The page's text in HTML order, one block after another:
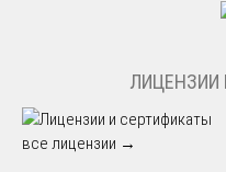
ЛИЦЕНЗИИ
все лицензии →